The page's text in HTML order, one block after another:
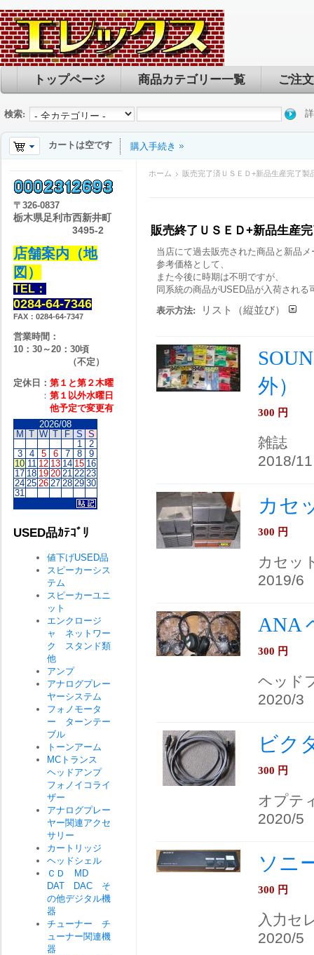
トップページ 商品カテゴリー一覧 ご注
検索:
カートは空です 購入手続き
ホーム 販売完了済ＵＳＥＤ+新品生産完了製
販売終了ＵＳＥＤ+新品生産
当店にて過去販売された商品と新品
参考価格として、
また今後に時期は不明ですが、
同系統の商品がUSED品が入荷される
表示方法:
リスト（縦並び）
外）
300 円
雑誌
2018/11
カセ
300 円
カセッ
2019/6
ANA
300 円
ヘッド
2020/3
ビク
300 円
オプテ
2020/5
ソニ
300 円
入力セ
2020/5
〒 326-0837
栃木県足利市西新井町
3495-2
店舗案内（地
図）
TEL：
0284-64-7346
FAX：0284-64-7347
営業時間：
10：30～20：30頃
（不定）
定休日： 第１と第２木曜
： 第１以外水曜日
他予定で変更有
2026/08
M T W T F S S
1
2
3
4 5 6 7 8
9
10 11 12 13 14 15 16
17 18 19 20 21 22 23
24 25 26 27 28 29 30
31
USED品ｶﾃｺﾞﾘ
値下げUSED品
スピーカーシス
テム
スピーカーユニ
ット
エンクロージ
ャ ネットワー
ク スタンド類
他
アンプ
アナログプレー
ヤーシステム
フォノモータ
ー ターンテー
ブル
トーンアーム
MCトランス
ヘッドアンプ
フォノイコライ
ザー
アナログプレー
ヤー関連アクセ
サリー
カートリッジ
ヘッドシェル
ＣＤ MD
DAT DAC そ
の他デジタル機
器
チューナー チ
ューナー関連機
器